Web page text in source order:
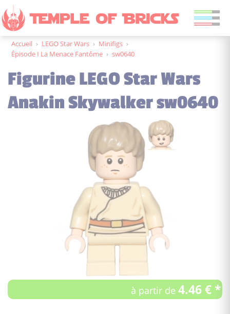
Accueil › LEGO Star Wars › Minifigs ›
Épisode I La Menace Fantôme › sw0640
Figurine LEGO Star Wars
Anakin Skywalker sw0640
à partir de 4.46 € *